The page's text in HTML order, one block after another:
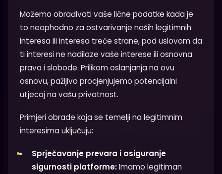
Možemo obrađivati vaše lične podatke kada je
to neophodno za ostvarivanje naših legitimnih
interesa ili interesa treće strane, pod uslovom da
ti interesi ne nadilaze vaše interese ili osnovna
prava i slobode. Prilikom oslanjanja na ovu
osnovu, pažljivo procjenjujemo potencijalni
utjecaj na vašu privatnost.
Primjeri obrade koja se temelji na legitimnim
interesima uključuju:
Sprječavanje prevara i osiguranje
sigurnosti platforme:Imamo legitiman